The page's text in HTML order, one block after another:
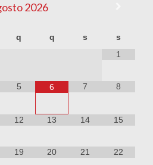
2026
q q s
s
1
5 6 7 8
12 13 14 15
19 20 21 22